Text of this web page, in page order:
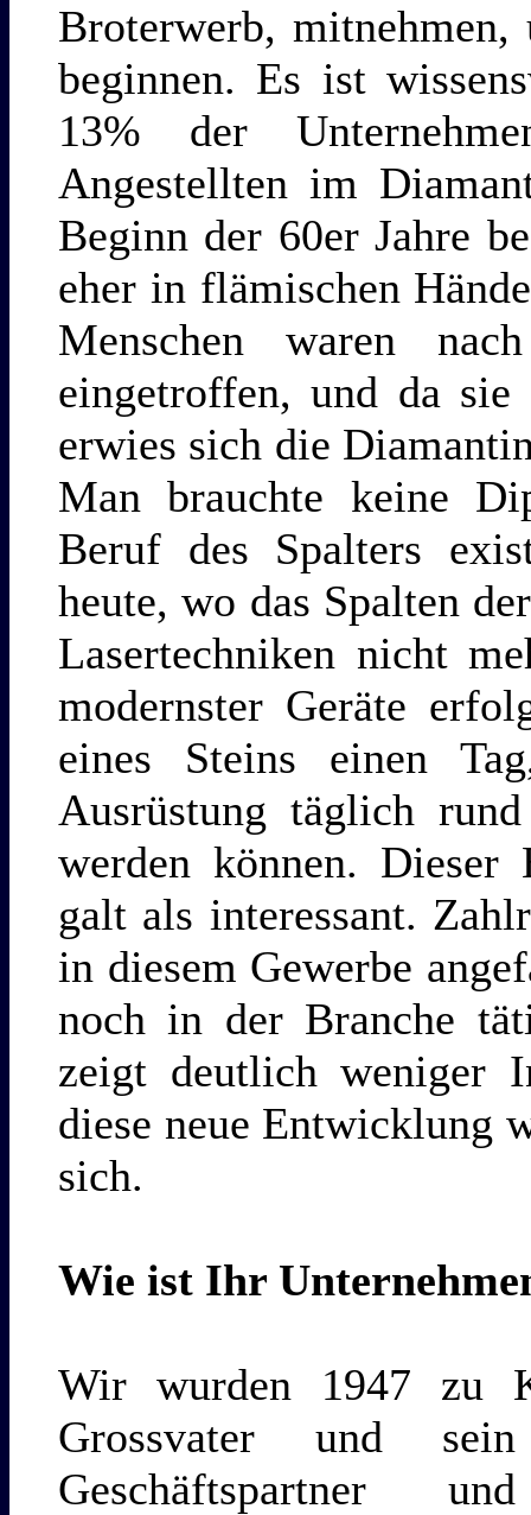
Broterwerb, mitnehmen,
beginnen. Es ist
13% der
Angestellten im
Beginn der 60er Jahre
eher in flämischen
Menschen waren
eingetroffen, und da
erwies sich die
Man brauchte keine
Beruf des Spalters
heute, wo das Spalten
Lasertechniken nicht
modernster Geräte
eines Steins einen
Ausrüstung täglich
werden können.
galt als interessant.
in diesem Gewerbe
noch in der Branche
zeigt deutlich weniger
diese neue Entwicklung
sich.
Wie ist Ihr
Wir wurden 1947 zu
Grossvater und
Geschäftspartner